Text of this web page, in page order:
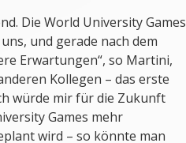
Die World University Games
und gerade nach dem
Erwartungen“, so Martini,
Kollegen – das erste
würde mir für die Zukunft
Games mehr
wird – so könnte man